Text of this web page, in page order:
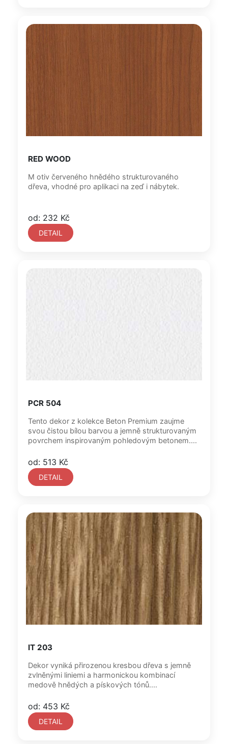
RED WOOD
M otiv červeného hnědého strukturovaného
dřeva, vhodné pro aplikaci na zeď i nábytek.
od: 232 Kč
DETAIL
PCR 504
Tento dekor z kolekce Beton Premium zaujme
svou čistou bílou barvou a jemně strukturovaným
povrchem inspirovaným pohledovým betonem....
od: 513 Kč
DETAIL
IT 203
Dekor vyniká přirozenou kresbou dřeva s jemně
zvlněnými liniemi a harmonickou kombinací
medově hnědých a pískových tónů....
od: 453 Kč
DETAIL